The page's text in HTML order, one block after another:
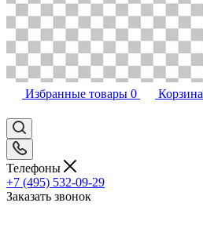
Избранные товары 0 Корзина
Телефоны
+7 (495) 532-09-29
Заказать звонок